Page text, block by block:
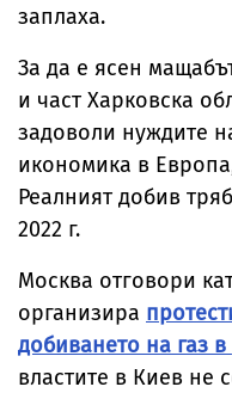
заплаха.
За да е ясен
и част Харковска
задоволи нуждите
икономика в
Реалният добив
2022 г.
Москва отговори
организира
добиването на газ
властите в Киев не